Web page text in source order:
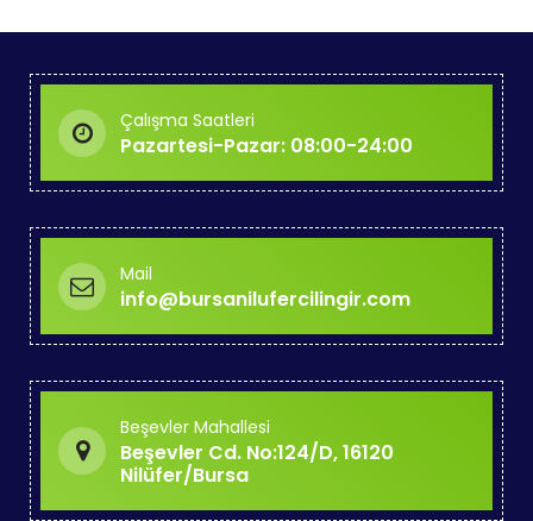
Çalışma Saatleri
Pazartesi-Pazar: 08:00-24:00
Mail
info@bursanilufercilingir.com
Beşevler Mahallesi
Beşevler Cd. No:124/D, 16120
Nilüfer/Bursa